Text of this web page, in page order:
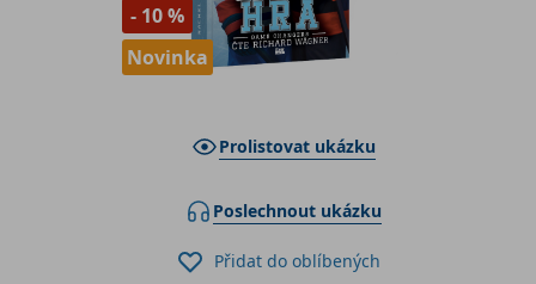
- 10 %
Novinka
Prolistovat ukázku
Poslechnout ukázku
Přidat do oblíbených